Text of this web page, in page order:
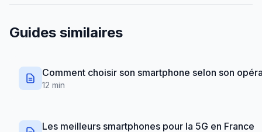
Guides similaires
Comment choisir son smartphone selon son
12 min
Les meilleurs smartphones pour la 5G en France